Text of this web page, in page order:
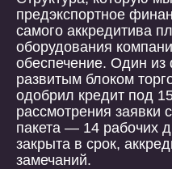
предэкспортное
самого аккредитива
оборудования
обеспечение. Один
развитым блоком
одобрил кредит под
рассмотрения заявки
пакета — 14 рабочих
закрыта в срок,
замечаний.